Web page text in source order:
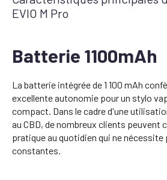
EVIO M Pro
Batterie 1100mAh
La batterie intégrée de 1 100 mAh
excellente autonomie pour un stylo
compact. Dans le cadre d'une
au CBD, de nombreux clients peuvent
pratique au quotidien qui ne nécessite
constantes.